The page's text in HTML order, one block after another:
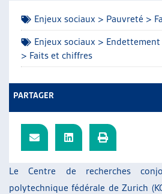
RESSOURCES
THÉMATIQUES
GUIDE SOCIAL ROMAND
ARTIAS
JOURNÉES D’AUTOMNE
Le Centre de recherches
polytechnique fédérale de Zurich
Enjeux sociaux > Pauvreté >
Enjeux sociaux >
> Faits et chiffres
PARTAGER